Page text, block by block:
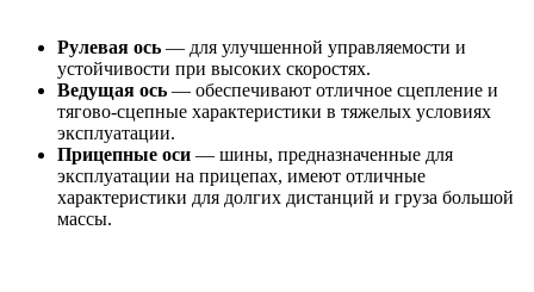
Рулевая ось — для улучшенной управляемости и
устойчивости при высоких скоростях.
Ведущая ось — обеспечивают отличное сцепление и
тягово-сцепные характеристики в тяжелых условиях
эксплуатации.
Прицепные оси — шины, предназначенные для
эксплуатации на прицепах, имеют отличные
характеристики для долгих дистанций и груза большой
массы.